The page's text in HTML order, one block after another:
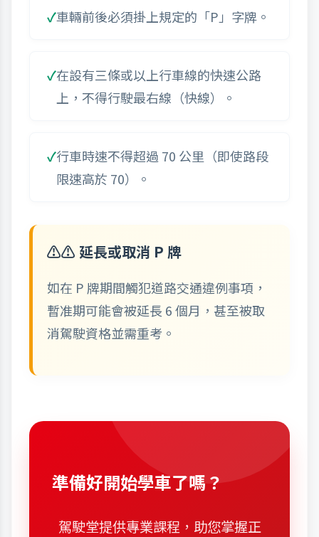
車輛前後必須掛上規定的「P」字牌。
在設有三條或以上行車線的快速公路
上，不得行駛最右線（快線）。
行車時速不得超過 70 公里（即使路段
限速高於 70）。
⚠️ 延長或取消 P 牌
如在 P 牌期間觸犯道路交通違例事項，
暫准期可能會被延長 6 個月，甚至被取
消駕駛資格並需重考。
準備好開始學車了嗎？
駕駛堂提供專業課程，助您掌握正